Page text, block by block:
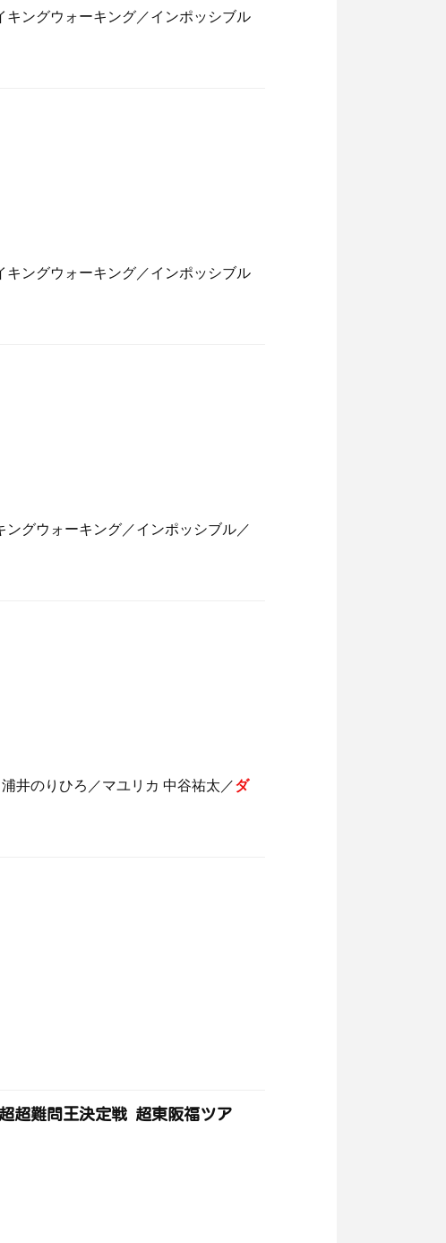
キングウォーキング／インポッシブル
キングウォーキング／インポッシブル
ングウォーキング／インポッシブル／
井のりひろ／マユリカ 中谷祐太／ダ
超難問王決定戦 超東阪福ツア